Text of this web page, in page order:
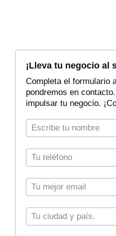
F
¡Lleva tu negocio al
Completa el formulario
pondremos en
impulsar tu negocio.